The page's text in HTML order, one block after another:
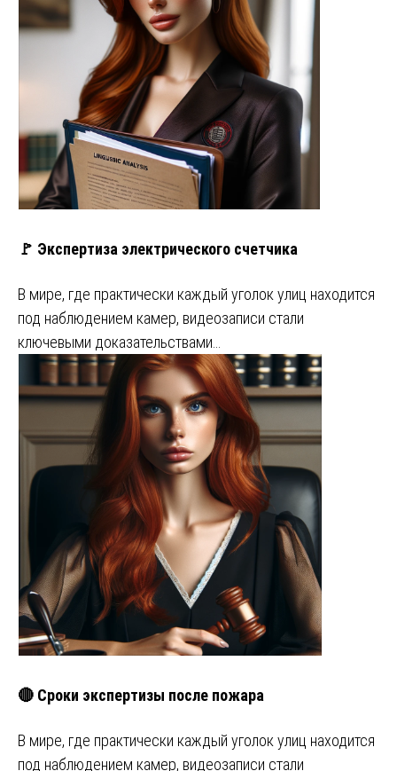
🚩 Экспертиза электрического счетчика
В мире, где практически каждый уголок улиц находится
под наблюдением камер, видеозаписи стали
ключевыми доказательствами…
🔴 Сроки экспертизы после пожара
В мире, где практически каждый уголок улиц находится
под наблюдением камер, видеозаписи стали